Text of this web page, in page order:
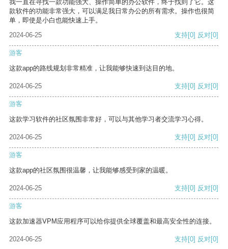
我一直在寻找一款功能强大、操作简单的办公软件，终于找到了它。这
款软件的功能非常强大，可以满足我日常办公的所有需求。操作也很简
单，即使是小白也能快速上手。
2024-06-25
支持[0] 反对[0]
游客
这款app的路线规划非常精准，让我能够快速到达目的地。
2024-06-25 支持[0] 反对[0]
游客
这款学习软件的社区氛围非常好，可以与其他学习者交流学习心得。
2024-06-25 支持[0] 反对[0]
游客
这款app的社区氛围很温馨，让我能够感受到家的温暖。
2024-06-25 支持[0] 反对[0]
游客
这款加速器VPM应用程序可以给你提供全球覆盖和最高安全性的连接。
2024-06-25 支持[0] 反对[0]